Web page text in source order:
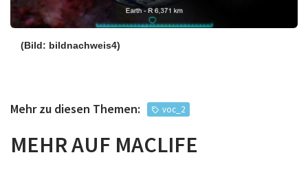
(Bild: bildnachweis4)
Mehr zu diesen Themen: voc_2
MEHR AUF MACLIFE